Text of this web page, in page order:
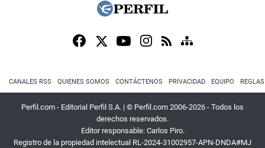
CANALES RSS QUIENES SOMOS CONTÁCTENOS PRIVACIDAD EQUIPO
Perfil.com - Editorial Perfil S.A. | © Perfil.com 2006-2026 - Todos los
derechos reservados.
Editor responsable: Carlos Piro.
Registro de la propiedad intelectual RL-2024-31002957-APN-DNDA#MJ